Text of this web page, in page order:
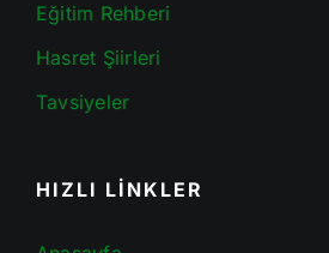
Eğitim Rehberi
Hasret Şiirleri
Tavsiyeler
HIZLI LİNKLER